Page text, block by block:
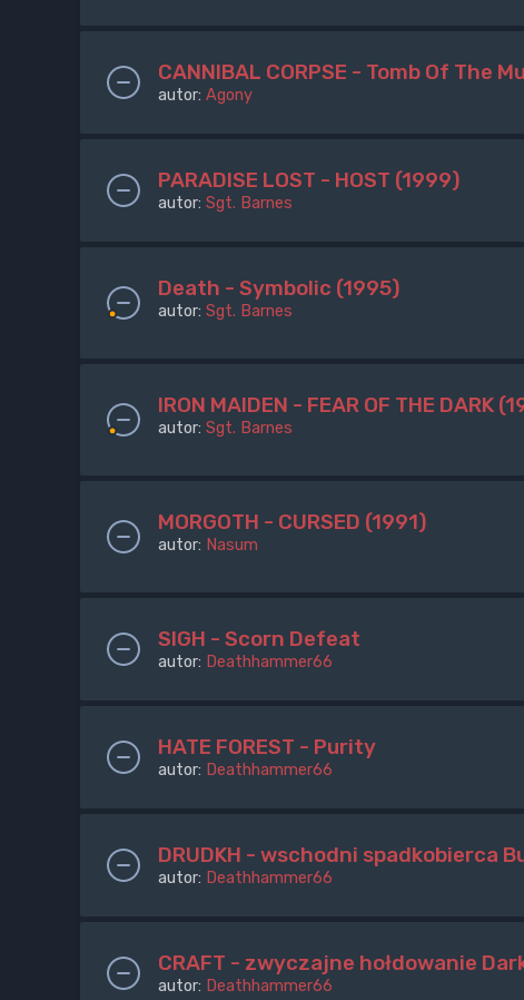
CANNIBAL CORPSE - Tomb Of The
autor: Agony
PARADISE LOST - HOST (1999)
autor: Sgt. Barnes
Death - Symbolic (1995)
autor: Sgt. Barnes
IRON MAIDEN - FEAR OF THE DARK
autor: Sgt. Barnes
MORGOTH - CURSED (1991)
autor: Nasum
SIGH - Scorn Defeat
autor: Deathhammer66
HATE FOREST - Purity
autor: Deathhammer66
DRUDKH - wschodni spadkobierca
autor: Deathhammer66
CRAFT - zwyczajne hołdowanie
autor: Deathhammer66